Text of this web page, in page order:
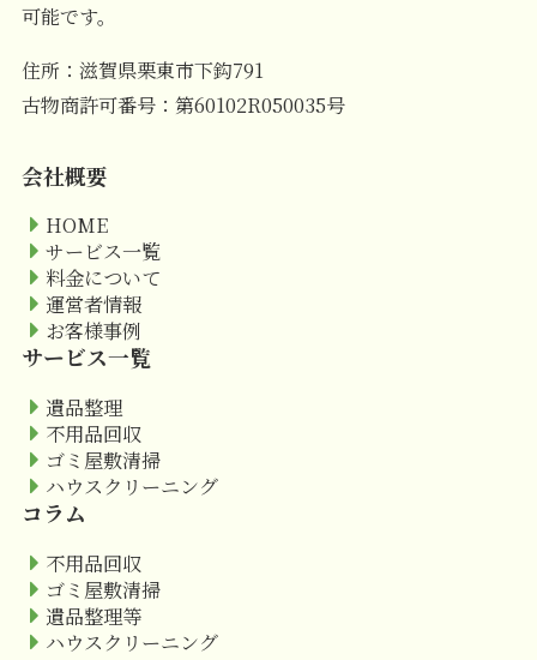
可能です。
住所：滋賀県栗東市下鈎791
古物商許可番号：第60102R050035号
会社概要
HOME
サービス一覧
料金について
運営者情報
お客様事例
サービス一覧
遺品整理
不用品回収
ゴミ屋敷清掃
ハウスクリーニング
コラム
不用品回収
ゴミ屋敷清掃
遺品整理等
ハウスクリーニング